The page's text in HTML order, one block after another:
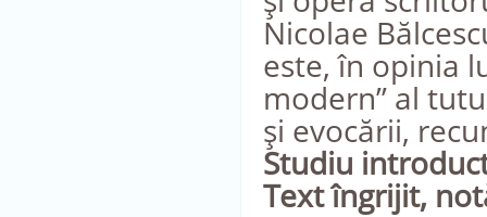
Nicolae
este, în opinia
modern” al
şi evocării,
Studiu
Text îngrijit,